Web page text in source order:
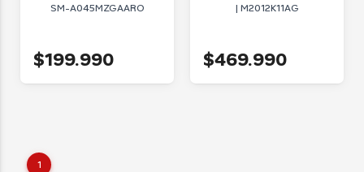
SM-A045MZGAARO
$199.990
| M2012K11AG
$469.990
1